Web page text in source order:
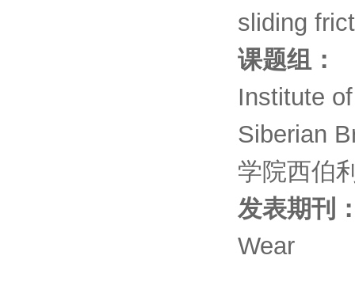
sliding
课题组：
Institute
Siberian
学院西伯
发表期刊
Wear